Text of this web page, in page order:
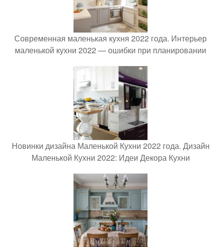
Современная маленькая кухня 2022 года. Интерьер
маленькой кухни 2022 — ошибки при планировании
Новинки дизайна Маленькой Кухни 2022 года. Дизайн
Маленькой Кухни 2022: Идеи Декора Кухни